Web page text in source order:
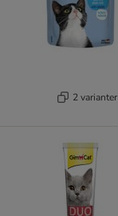
2 varianter